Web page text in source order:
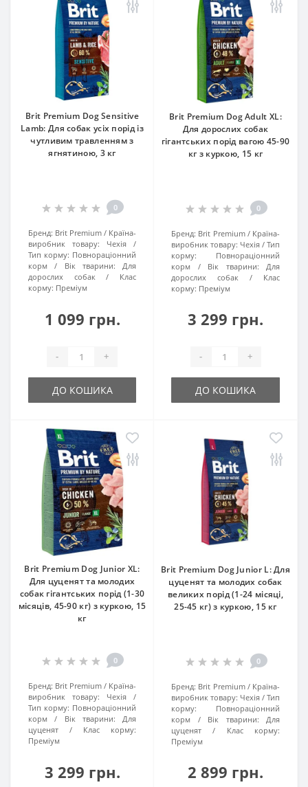
Brit Premium Dog Sensitive
Lamb: Для собак усіх порід із
чутливим травленням з
ягнятиною, 3 кг
0
Бренд: Brit Premium
Країна-
виробник товару:
Чехія
Тип корму: Повнораціонний
корм
Вік тварини:
Для
дорослих собак
Клас
корму: Преміум
1 099 грн.
- +
ДО КОШИКА
Brit Premium Dog Adult XL:
Для дорослих собак
гігантських порід вагою 45-90
кг з куркою, 15 кг
0
Бренд: Brit Premium
Країна-
виробник товару: Чехія
Тип
корму:
Повнораціонний
корм
Вік тварини:
Для
дорослих собак
Клас
корму: Преміум
3 299 грн.
- +
ДО КОШИКА
Brit Premium Dog Junior XL:
Для цуценят та молодих
собак гігантських порід (1-30
місяців, 45-90 кг) з куркою, 15
кг
0
Бренд: Brit Premium
Країна-
виробник товару:
Чехія
Тип корму: Повнораціонний
корм
Вік тварини:
Для
цуценят
Клас корму:
Преміум
3 299 грн.
Brit Premium Dog Junior L: Для
цуценят та молодих собак
великих порід (1-24 місяці,
25-45 кг) з куркою, 15 кг
0
Бренд: Brit Premium
Країна-
виробник товару: Чехія
Тип
корму:
Повнораціонний
корм
Вік тварини:
Для
цуценят
Клас корму:
Преміум
2 899 грн.